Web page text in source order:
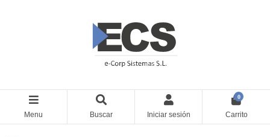
Menu Buscar Iniciar sesión
0
Carrito